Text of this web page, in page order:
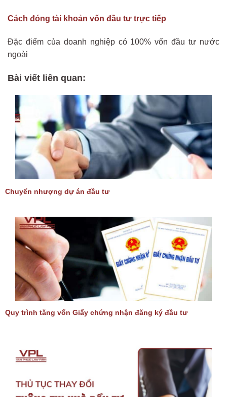
Cách đóng tài khoản vốn đầu tư trực tiếp
Đặc điểm của doanh nghiệp có 100% vốn đầu tư nước
ngoài
Bài viết liên quan:
Chuyển nhượng dự án đầu tư
Quy trình tăng vốn Giấy chứng nhận đăng ký đầu tư